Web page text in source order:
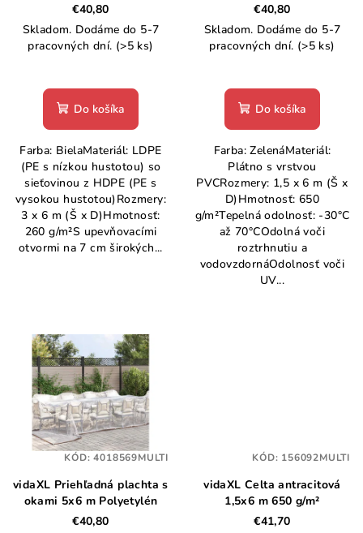
€40,80
Skladom. Dodáme do 5-7
pracovných dní. (>5 ks)
Do košíka
Farba: BielaMateriál: LDPE
(PE s nízkou hustotou) so
sieťovinou z HDPE (PE s
vysokou hustotou)Rozmery:
3 x 6 m (Š x D)Hmotnosť:
260 g/m²S upevňovacími
otvormi na 7 cm širokých...
€40,80
Skladom. Dodáme do 5-7
pracovných dní. (>5 ks)
Do košíka
Farba: ZelenáMateriál:
Plátno s vrstvou
PVCRozmery: 1,5 x 6 m (Š x
D)Hmotnosť: 650
g/m²Tepelná odolnosť: -30°C
až 70°COdolná voči
roztrhnutiu a
vodovzdornáOdolnosť voči
UV...
vidaXL Priehľadná plachta s
okami 5x6 m Polyetylén
€40,80
KÓD:4018569MULTI
vidaXL Celta antracitová
1,5x6 m 650 g/m²
€41,70
KÓD: 156092MULTI